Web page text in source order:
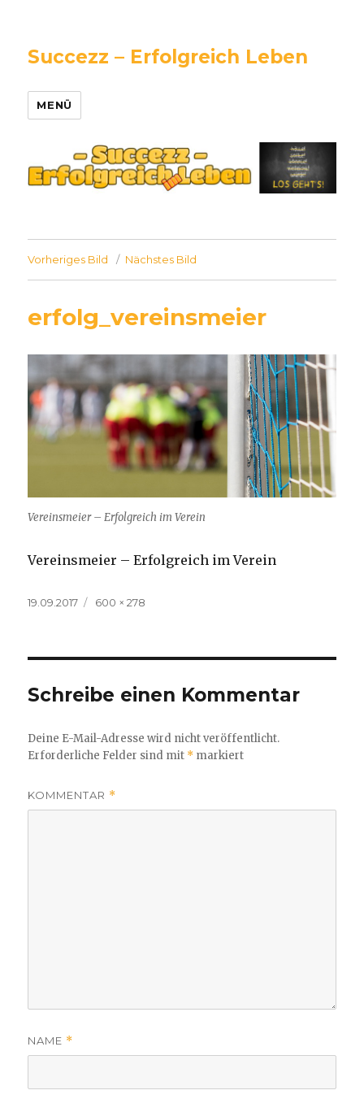
Succezz – Erfolgreich Leben
MENÜ
Vorheriges Bild Nächstes Bild
erfolg_vereinsmeier
Vereinsmeier – Erfolgreich im Verein
Vereinsmeier – Erfolgreich im Verein
Veröffentlicht
19.09.2017
Volle
600 × 278
Schreibe einen Kommentar
Deine E-Mail-Adresse wird nicht veröffentlicht.
Erforderliche Felder sind mit * markiert
KOMMENTAR *
NAME *